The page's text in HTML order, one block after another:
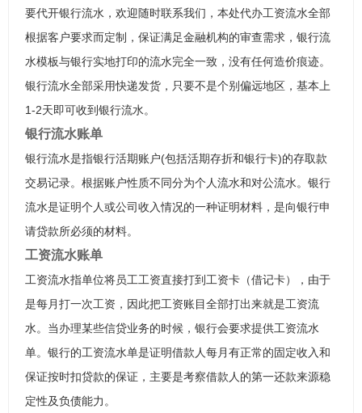
要代开银行流水，欢迎随时联系我们，本处代办工资流水全部
根据客户要求而定制，保证满足金融机构的审查需求，银行流
水模板与银行实地打印的流水完全一致，没有任何造价痕迹。
银行流水全部采用快递发货，只要不是个别偏远地区，基本上
1-2天即可收到银行流水。
银行流水账单
银行流水是指银行活期账户(包括活期存折和银行卡)的存取款
交易记录。根据账户性质不同分为个人流水和对公流水。银行
流水是证明个人或公司收入情况的一种证明材料，是向银行申
请贷款所必须的材料。
工资流水账单
工资流水指单位将员工工资直接打到工资卡（借记卡），由于
是每月打一次工资，因此把工资账目全部打出来就是工资流
水。当办理某些信贷业务的时候，银行会要求提供工资流水
单。银行的工资流水单是证明借款人每月有正常的固定收入和
保证按时扣贷款的保证，主要是考察借款人的第一还款来源稳
定性及负债能力。